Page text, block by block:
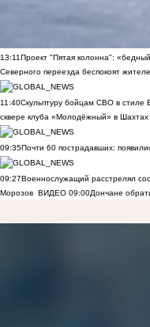
13:11Проект "Пятая колонна":
Северного переезда беспокоят
11:40Скульптуру бойцам СВО в стиле
сквере клуба «Молодёжный» в Шахтах
09:35Почти 60 пострадавших:
09:27Военнослужащий расстрелял
Морозов ВИДЕО 09:00Дончане